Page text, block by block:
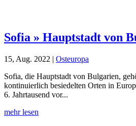
Sofia » Hauptstadt von
15, Aug. 2022 | Osteuropa
Sofia, die Hauptstadt von Bulgarien,
kontinuierlich besiedelten Orten in
6. Jahrtausend vor...
mehr lesen